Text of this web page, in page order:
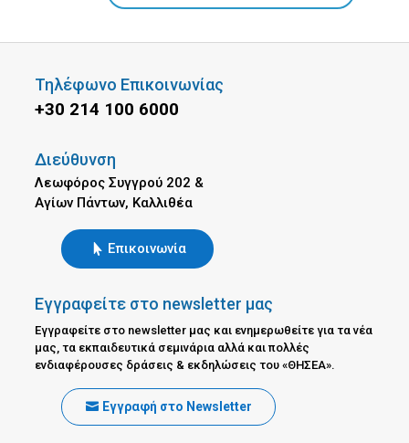
Τηλέφωνο Επικοινωνίας
+30 214 100 6000
Διεύθυνση
Λεωφόρος Συγγρού 202 &
Αγίων Πάντων, Καλλιθέα
Επικοινωνία
Εγγραφείτε στο newsletter μας
Εγγραφείτε στο newsletter μας και ενημερωθείτε για τα νέα
μας, τα εκπαιδευτικά σεμινάρια αλλά και πολλές
ενδιαφέρουσες δράσεις & εκδηλώσεις του «ΘΗΣΕΑ».
Εγγραφή στο Newsletter